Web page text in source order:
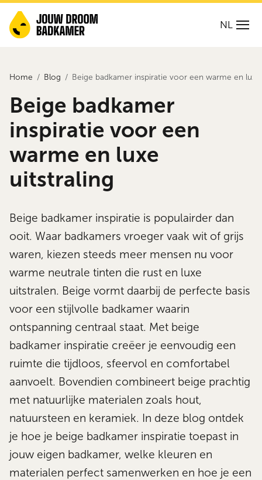
NL
Home Blog Beige badkamer inspiratie voor een warme en
Beige badkamer
inspiratie voor een
warme en luxe
uitstraling
Beige badkamer inspiratie is populairder dan
ooit. Waar badkamers vroeger vaak wit of grijs
waren, kiezen steeds meer mensen nu voor
warme neutrale tinten die rust en luxe
uitstralen. Beige vormt daarbij de perfecte basis
voor een stijlvolle badkamer waarin
ontspanning centraal staat. Met beige
badkamer inspiratie creëer je eenvoudig een
ruimte die tijdloos, sfeervol en comfortabel
aanvoelt. Bovendien combineert beige prachtig
met natuurlijke materialen zoals hout,
natuursteen en keramiek. In deze blog ontdek
je hoe je beige badkamer inspiratie toepast in
jouw eigen badkamer, welke kleuren en
materialen perfect samenwerken en hoe je een